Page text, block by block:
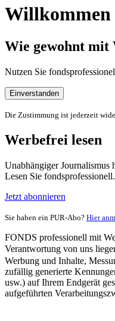
Willkommen
Wie gewohnt mit
Nutzen Sie
Einverstanden
Die Zustimmung ist jederzeit
Werbefrei lesen
Unabhängiger Journalismus
Lesen Sie
Jetzt abonnieren
Sie haben ein PUR-Abo? Hier
FONDS professionell mit
Verantwortung von uns
Werbung und Inhalte,
zufällig generierte
usw.) auf Ihrem Endgerät
aufgeführten